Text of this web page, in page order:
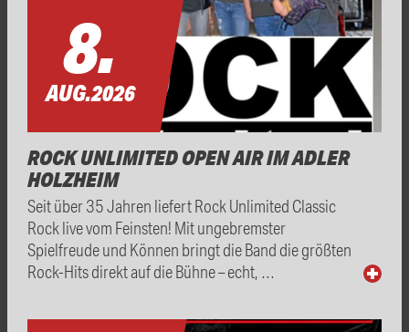
8.
AUG.2026
ROCK UNLIMITED OPEN AIR IM ADLER
HOLZHEIM
Seit über 35 Jahren liefert Rock Unlimited Classic
Rock live vom Feinsten! Mit ungebremster
Spielfreude und Können bringt die Band die größten
Rock-Hits direkt auf die Bühne – echt, …